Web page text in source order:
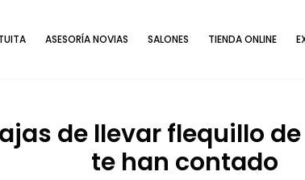
ASESORÍA NOVIAS SALONES TIENDA ONLINE
de llevar flequillo
te han contado